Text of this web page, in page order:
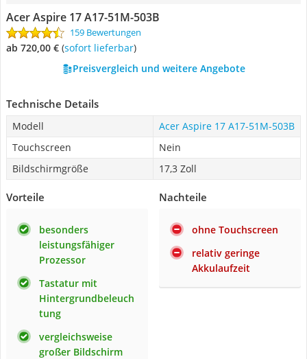
Acer Aspire 17 A17-51M-503B
159 Bewertungen
ab 720,00 € ( Sofort lieferbar)
Preisvergleich und weitere Angebote
Technische Details
Modell
Acer Aspire 17 A17-51M-503B
Touchscreen
Nein
Bildschirmgröße
17,3 Zoll
Vorteile
besonders
leistungsfähiger
Prozessor
Tastatur mit
Hintergrundbeleuch
tung
vergleichsweise
großer Bildschirm
Nachteile
ohne Touchscreen
relativ geringe
Akkulaufzeit